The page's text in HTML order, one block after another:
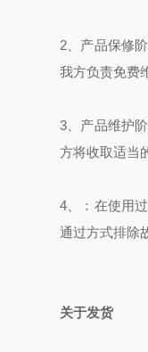
2、产品保修
我方负责免费
3、产品维护
方将收取适当
4、：在使用
通过方式排除
关于发货